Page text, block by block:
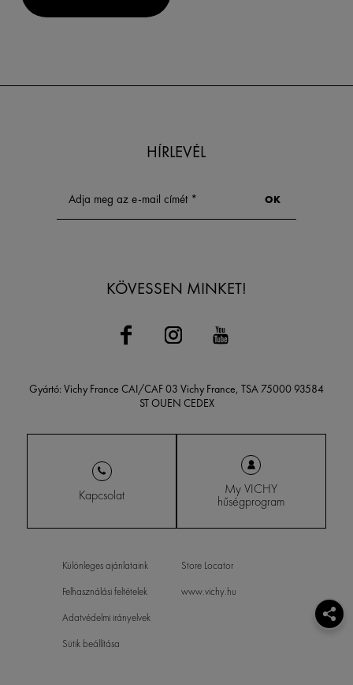
HÍRLEVÉL
KÖVESSEN MINKET!
Gyártó: Vichy France CAI/CAF 03 Vichy France, TSA 75000 93584
ST OUEN CEDEX
Kapcsolat My VICHY
hűségprogram
Különleges ajánlataink
Felhasználási feltételek
Adatvédelmi irányelvek
Sütik beállítása
Store Locator
www.vichy.hu